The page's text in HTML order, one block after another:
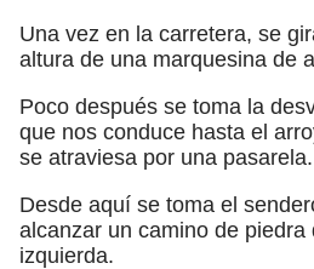
Una vez en la carretera, se
altura de una marquesina de
Poco después se toma la
que nos conduce hasta el
se atraviesa por una pasarela.
Desde aquí se toma el
alcanzar un camino de piedra
izquierda.